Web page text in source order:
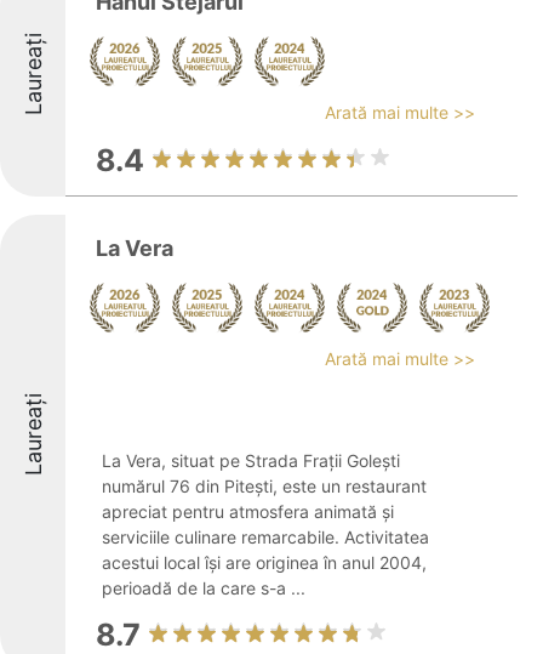
Laureați Arată mai multe >>
8.4
Laureați
La Vera
Arată mai multe >>
La Vera, situat pe Strada Frații Golești
numărul 76 din Pitești, este un restaurant
apreciat pentru atmosfera animată și
serviciile culinare remarcabile. Activitatea
acestui local își are originea în anul 2004,
perioadă de la care s-a ...
8.7